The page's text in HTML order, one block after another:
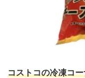
コストコの冷凍コ